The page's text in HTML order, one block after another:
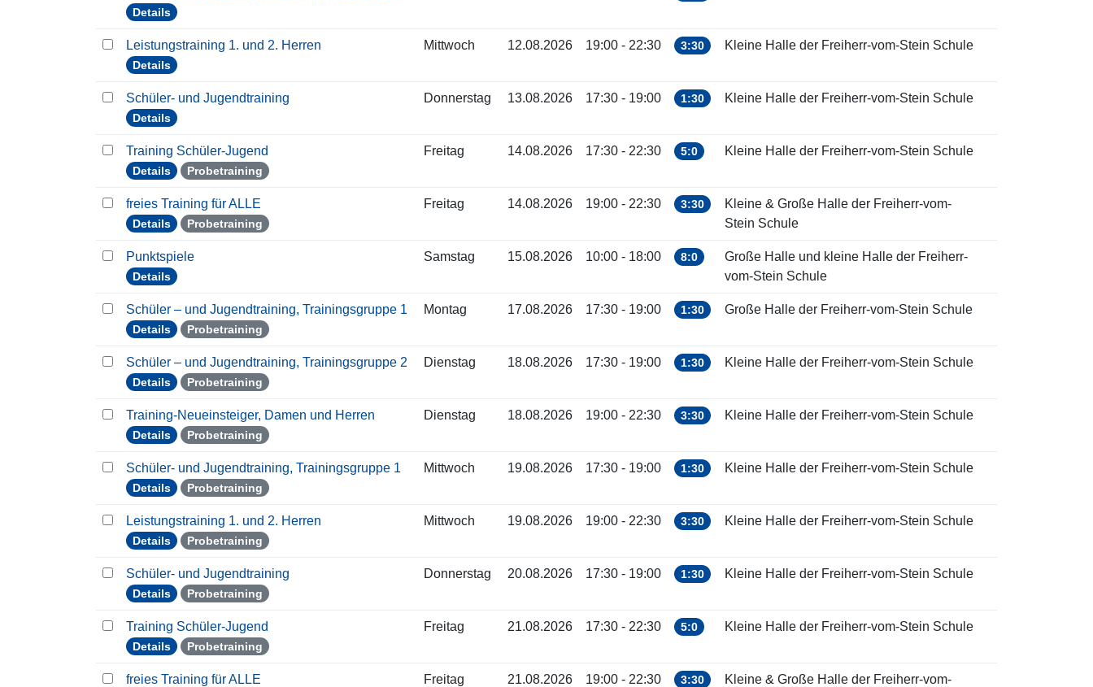
Details
Leistungstraining 1. und 2. Herren
Details
Mittwoch 12.08.2026 19:00 - 22:30 3:30 Kleine Halle der Freiherr-vom-Stein Schule
Schüler- und Jugendtraining
Details
Donnerstag 13.08.2026 17:30 - 19:00 1:30 Kleine Halle der Freiherr-vom-Stein Schule
Training Schüler-Jugend
Details Probetraining
Freitag 14.08.2026 17:30 - 22:30 5:0 Kleine Halle der Freiherr-vom-Stein Schule
freies Training für ALLE
Details Probetraining
Freitag 14.08.2026 19:00 - 22:30 3:30
Kleine & Große Halle der Freiherr-vom-
Stein Schule
Punktspiele
Details
Samstag 15.08.2026 10:00 - 18:00 8:0
Große Halle und kleine Halle der Freiherr-
vom-Stein Schule
Schüler – und Jugendtraining, Trainingsgruppe 1
Details Probetraining
Montag 17.08.2026 17:30 - 19:00 1:30 Große Halle der Freiherr-vom-Stein Schule
Schüler – und Jugendtraining, Trainingsgruppe 2
Details Probetraining
Dienstag 18.08.2026 17:30 - 19:00 1:30 Kleine Halle der Freiherr-vom-Stein Schule
Training-Neueinsteiger, Damen und Herren
Details Probetraining
Dienstag 18.08.2026 19:00 - 22:30 3:30 Kleine Halle der Freiherr-vom-Stein Schule
Schüler- und Jugendtraining, Trainingsgruppe 1
Details Probetraining
Mittwoch 19.08.2026 17:30 - 19:00 1:30 Kleine Halle der Freiherr-vom-Stein Schule
Leistungstraining 1. und 2. Herren
Details Probetraining
Mittwoch 19.08.2026 19:00 - 22:30 3:30 Kleine Halle der Freiherr-vom-Stein Schule
Schüler- und Jugendtraining
Details Probetraining
Donnerstag 20.08.2026 17:30 - 19:00 1:30 Kleine Halle der Freiherr-vom-Stein Schule
Training Schüler-Jugend
Details Probetraining
Freitag 21.08.2026 17:30 - 22:30 5:0 Kleine Halle der Freiherr-vom-Stein Schule
freies Training für ALLE Freitag 21.08.2026 19:00 - 22:30 3:30
Kleine & Große Halle der Freiherr-vom-